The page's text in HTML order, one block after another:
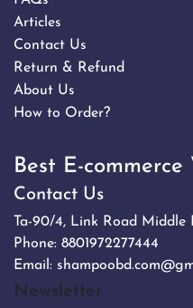
Articles
Contact Us
Return & Refund
About Us
How to Order?
Best E-
Contact Us
Ta-90/4, Link Road Middle
Phone: 8801972277444
Email:
Newsletter